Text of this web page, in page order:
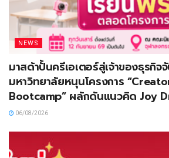
NEWS
มาสด้าปั้นครีเอเตอร์สู่เจ้าของธุรกิ
มหาวิทยาลัยหนุนโครงการ
Bootcamp” ผลักดันแนวคิด Joy
06/08/2026